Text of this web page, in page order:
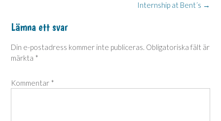
navigation
Internship at Bent´s →
Lämna ett svar
Din e-postadress kommer inte publiceras. Obligatoriska fält är
märkta *
Kommentar *